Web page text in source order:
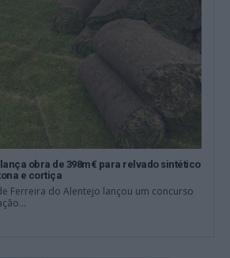
obra de 398m€ para relvado sintético
e cortiça
Ferreira do Alentejo lançou um concurso